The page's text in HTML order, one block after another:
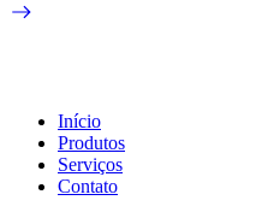
Início
Produtos
Serviços
Contato